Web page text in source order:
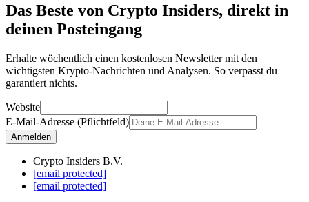
Das Beste von Crypto Insiders, direkt in
deinen Posteingang
Erhalte wöchentlich einen kostenlosen Newsletter mit den
wichtigsten Krypto-Nachrichten und Analysen. So verpasst du
garantiert nichts.
Website
E-Mail-Adresse (Pflichtfeld)
Anmelden
Crypto Insiders B.V.
[email protected]
[email protected]